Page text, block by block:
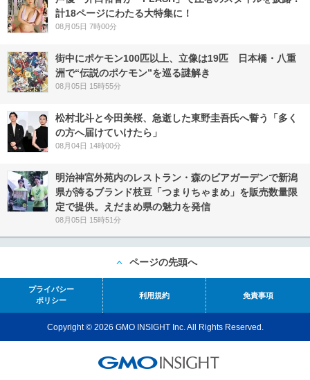
計18ページにわたる大特集に！
08月05日 7時00分
街中にポケモン100匹以上、立像は19匹 日本橋・八重
洲で“伝説のポケモン”を巡る謎解き
08月05日 15時55分
松村北斗と今田美桜、急逝した東野圭吾氏へ誓う「多く
の方へ届けていけたら」
08月04日 14時00分
明治神宮外苑内のレストラン・森のビアガーデンで新潟
県が誇るブランド枝豆「つまりちゃまめ」を販売数量限
定で提供。えだまめ県の魅力を発信
08月05日 15時51分
ページの先頭へ
プライバシー
ポリシー
利用規約 免責事項
Copyright © 2026 GMO INSIGHT Inc. All Rights Reserved.